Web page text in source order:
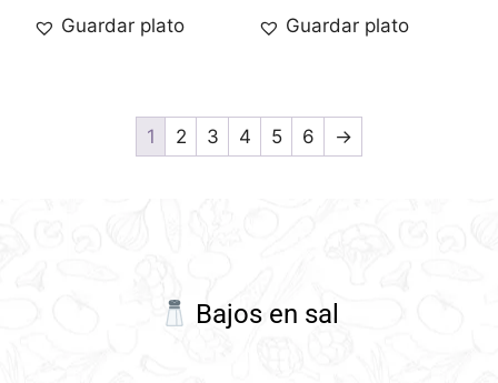
Guardar plato Guardar plato
1 2 3 4 5 6 →
Bajos en sal